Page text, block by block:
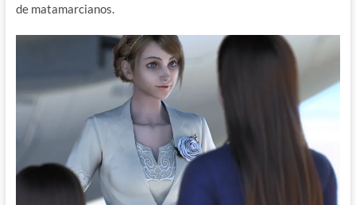
de matamarcianos.